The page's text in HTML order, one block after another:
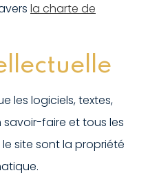
la charte de
les logiciels, textes,
faire et tous les
site sont la propriété